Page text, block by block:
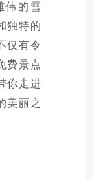
伟的雪
独特的
仅有令
费景点
你走进
美丽之